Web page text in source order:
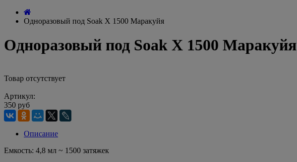
Одноразовый под Soak X 1500 Маракуйя
Одноразовый под Soak X 1500 Маракуйя
Товар отсутствует
Артикул:
350 руб
Описание
Емкость: 4,8 мл ~ 1500 затяжек